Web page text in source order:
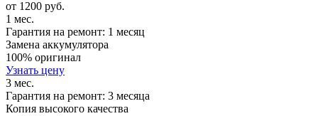
от 1200 руб.
1 мес.
Гарантия на ремонт: 1 месяц
Замена аккумулятора
100% оригинал
Узнать цену
3 мес.
Гарантия на ремонт: 3 месяца
Копия высокого качества